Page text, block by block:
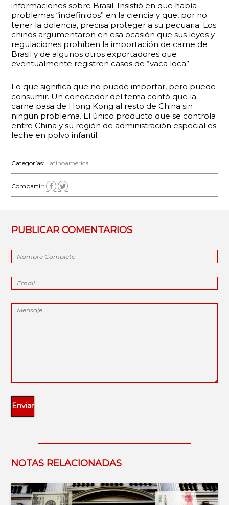
informaciones sobre Brasil. Insistió en que había
problemas “indefinidos” en la ciencia y que, por no
tener la dolencia, precisa proteger a su pecuaria. Los
chinos argumentaron en esa ocasión que sus leyes y
regulaciones prohíben la importación de carne de
Brasil y de algunos otros exportadores que
eventualmente registren casos de “vaca loca”.
Lo que significa que no puede importar, pero puede
consumir. Un conocedor del tema contó que la
carne pasa de Hong Kong al resto de China sin
ningún problema. El único producto que se controla
entre China y su región de administración especial es
leche en polvo infantil.
Categorías: Latinoamérica
Compartir:
PUBLICAR COMENTARIOS
NOTAS RELACIONADAS